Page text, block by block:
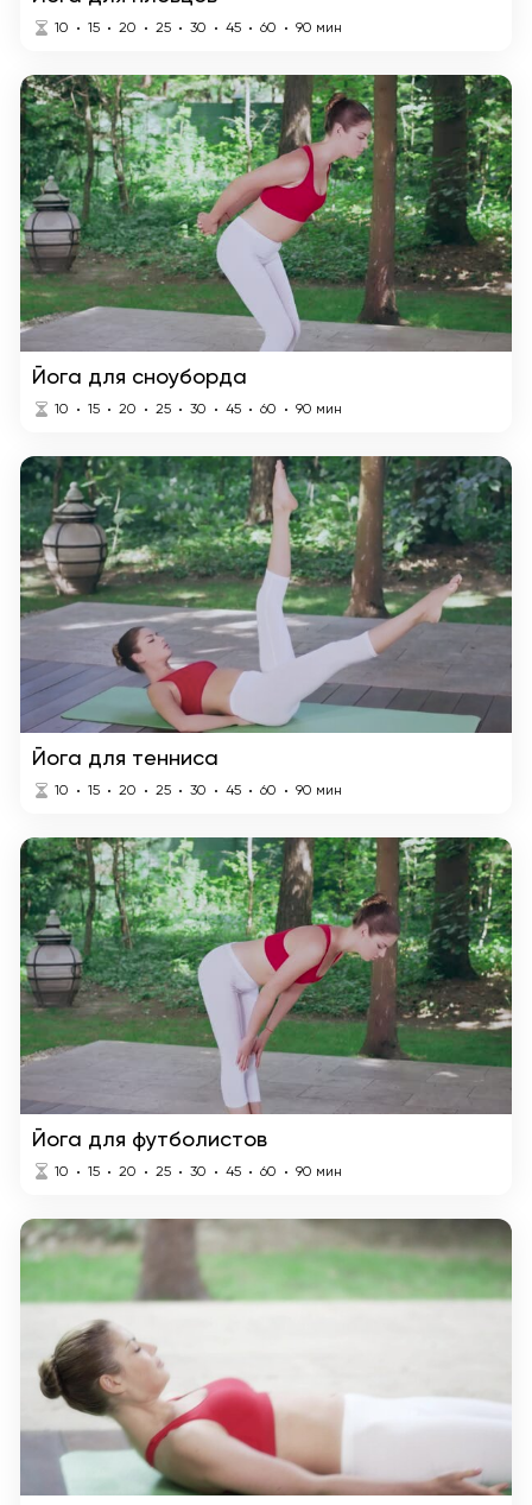
10 15 20 25 30 45 60 90 мин
Йога для сноуборда
10 15 20 25 30 45 60 90 мин
Йога для тенниса
10 15 20 25 30 45 60 90 мин
Йога для футболистов
10 15 20 25 30 45 60 90 мин